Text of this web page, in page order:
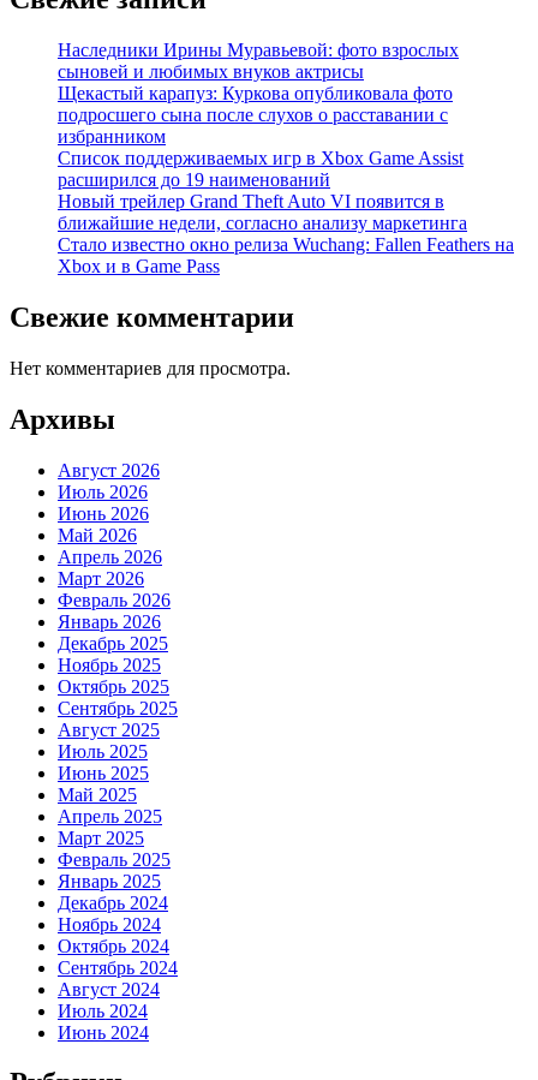
Наследники Ирины Муравьевой: фото взрослых
сыновей и любимых внуков актрисы
Щекастый карапуз: Куркова опубликовала фото
подросшего сына после слухов о расставании с
избранником
Список поддерживаемых игр в Xbox Game Assist
расширился до 19 наименований
Новый трейлер Grand Theft Auto VI появится в
ближайшие недели, согласно анализу маркетинга
Стало известно окно релиза Wuchang: Fallen Feathers на
Xbox и в Game Pass
Свежие комментарии
Нет комментариев для просмотра.
Архивы
Август 2026
Июль 2026
Июнь 2026
Май 2026
Апрель 2026
Март 2026
Февраль 2026
Январь 2026
Декабрь 2025
Ноябрь 2025
Октябрь 2025
Сентябрь 2025
Август 2025
Июль 2025
Июнь 2025
Май 2025
Апрель 2025
Март 2025
Февраль 2025
Январь 2025
Декабрь 2024
Ноябрь 2024
Октябрь 2024
Сентябрь 2024
Август 2024
Июль 2024
Июнь 2024